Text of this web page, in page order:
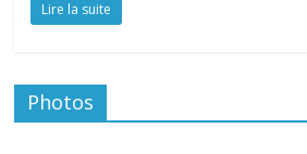
Lire la suite
Photos